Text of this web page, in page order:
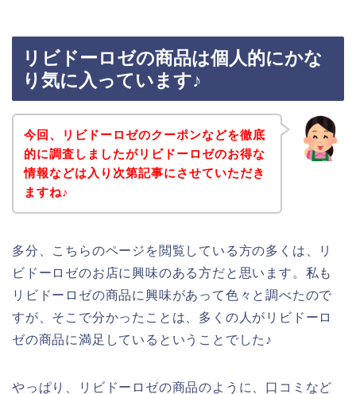
リビドーロゼの商品は個人的にかな
り気に入っています♪
今回、リビドーロゼのクーポンなどを徹底
的に調査しましたがリビドーロゼのお得な
情報などは入り次第記事にさせていただき
ますね♪
多分、こちらのページを閲覧している方の多くは、リ
ビドーロゼのお店に興味のある方だと思います。私も
リビドーロゼの商品に興味があって色々と調べたので
すが、そこで分かったことは、多くの人がリビドーロ
ゼの商品に満足しているということでした♪
やっぱり、リビドーロゼの商品のように、口コミなど